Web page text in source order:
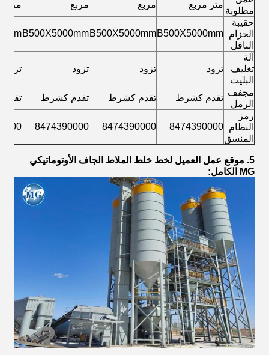
مطلوبة
متر مربع مربع مربع
مربع
حقيبة
الحزام
الناقل
B500X5000mm
B500X5000mm
B500X5000mm
آلة
تغليف
البليت
تزود تزود تزود تزود
مجفف
الرمل
تقدم كشرط تقدم كشرط تقدم كشرط
رمز
النظام
المنسق
8474390000
8474390000
8474390000
5. موقع عمل العميل لخط خلط الملاط الجاف الأوتوماتيكي
MG الكامل: